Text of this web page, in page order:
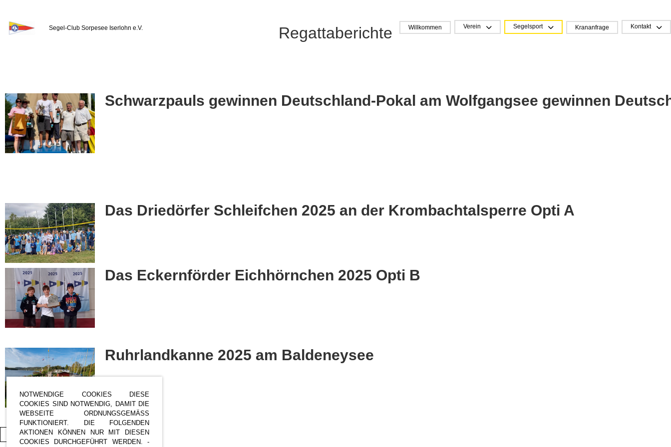
NOTWENDIGE COOKIES DIESE
COOKIES SIND NOTWENDIG, DAMIT DIE
WEBSEITE ORDNUNGSGEMÄSS F
UNKTIONIERT. DIE FOLGENDEN A
KTIONEN KÖNNEN NUR MIT DIESEN C
OOKIES DURCHGEFÜHRT WERDEN. - B
Willkommen Verein Segelsport Krananfrage Kontakt
Segel-Club Sorpesee Iserlohn e.V. Regattaberichte
Schwarzpauls gewinnen Deutschland-Pokal am Wolfgangsee gewinnen
Das Driedörfer Schleifchen 2025 an der Krombachtalsperre Opti A
Das Eckernförder Eichhörnchen 2025 Opti B
Ruhrlandkanne 2025 am Baldeneysee
Weitere Einträge